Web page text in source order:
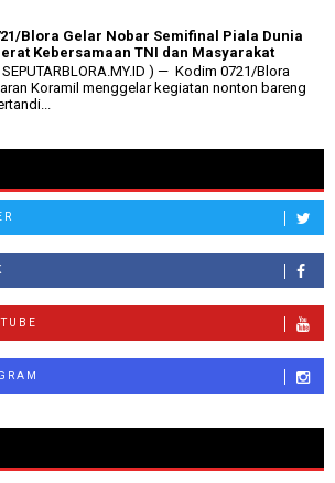
Blora Gelar Nobar Semifinal Piala Dunia
Kebersamaan TNI dan Masyarakat
) — Kodim 0721/Blora
Koramil menggelar kegiatan nonton bareng